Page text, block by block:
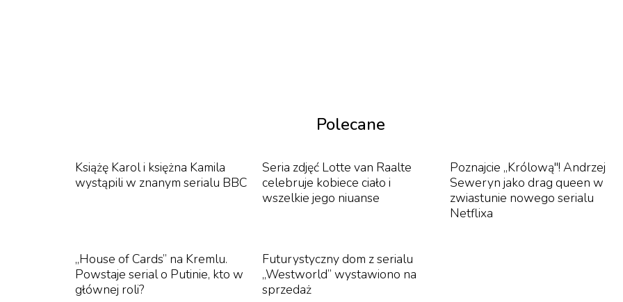
recesją. Niedawno wcześniejsze dzieło Moneta zostało sprzedane w Nowym Jorku za rekordową kwotę
Polecane
Książę Karol i księżna Kamila
wystąpili w znanym serialu BBC
Seria zdjęć Lotte van Raalte
celebruje kobiece ciało i
wszelkie jego niuanse
Poznajcie „Królową"! Andrzej
Seweryn jako drag queen w
zwiastunie nowego serialu
Netflixa
„House of Cards” na Kremlu.
Powstaje serial o Putinie, kto w
głównej roli?
Futurystyczny dom z serialu
,,Westworld’’ wystawiono na
sprzedaż